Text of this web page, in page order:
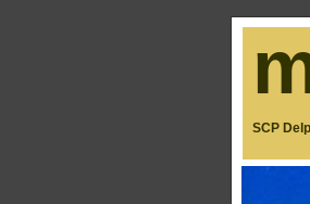
SCP